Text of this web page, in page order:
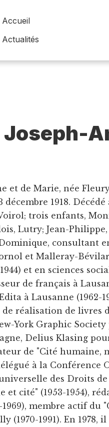
Accueil
Actualités
et de Marie, née
1918.
trois enfants,
Lutry; Jean-
consultant
et Malleray-
et en sciences
de français à
à Lausanne (1962-
réalisation de livres
York Graphic
Delius Klasing
de "Cité humaine,
à la
des Droits de
et cité" (1953-1954),
1969), membre actif
(1970-1991). En 1978,